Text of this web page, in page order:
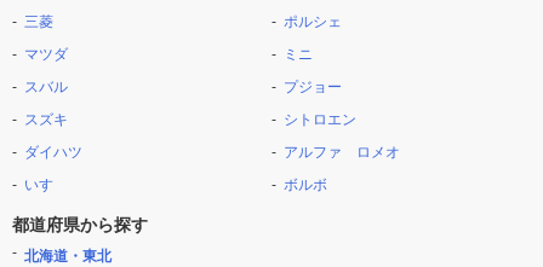
三菱
マツダ
スバル
スズキ
ダイハツ
いすゞ
ポルシェ
ミニ
プジョー
シトロエン
アルファ ロメオ
ボルボ
都道府県から探す
北海道・東北